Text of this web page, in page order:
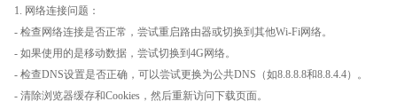
1. 网络连接问题：
- 检查网络连接是否正常，尝试重启路由器或切换到其他Wi-Fi网络。
- 如果使用的是移动数据，尝试切换到4G网络。
- 检查DNS设置是否正确，可以尝试更换为公共DNS（如8.8.8.8和8.8.4.4）。
- 清除浏览器缓存和Cookies，然后重新访问下载页面。